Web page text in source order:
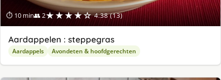
⏱ 10 min👥 2★★★★☆ 4.38 (13)
Aardappelen : steppegras
Aardappels Avondeten & hoofdgerechten